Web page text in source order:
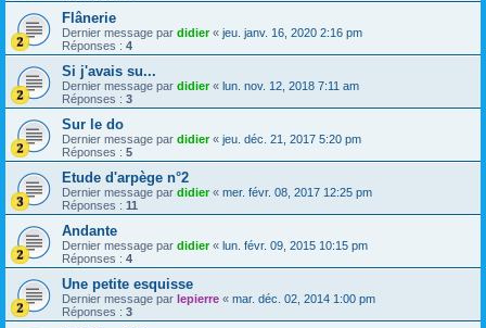
Flânerie
Dernier message par didier« jeu. janv. 16, 2020 2:16 pm
Réponses : 4
Si j'avais su...
Dernier message par didier« lun. nov. 12, 2018 7:11 am
Réponses : 3
Sur le do
Dernier message par didier« jeu. déc. 21, 2017 5:20 pm
Réponses : 5
Etude d'arpège n°2
Dernier message par didier« mer. févr. 08, 2017 12:25 pm
Réponses : 11
Andante
Dernier message par didier« lun. févr. 09, 2015 10:15 pm
Réponses : 4
Une petite esquisse
Dernier message par lepierre « mar. déc. 02, 2014 1:00 pm
Réponses : 3